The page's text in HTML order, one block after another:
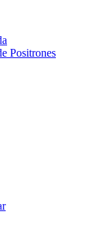
Positrones